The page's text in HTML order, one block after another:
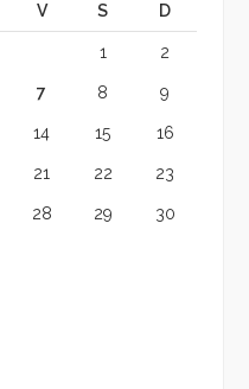
V S D
1 2
7 8 9
14 15 16
21 22 23
28 29 30